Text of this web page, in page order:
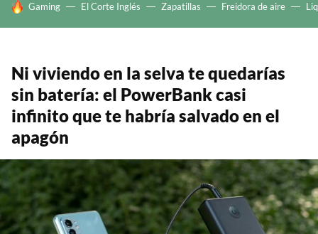
HOY SE HABLA DE
Gaming El Corte Inglés Zapatillas Freidora de aire
Ni viviendo en la selva te quedarías
sin batería: el PowerBank casi
infinito que te habría salvado en el
apagón